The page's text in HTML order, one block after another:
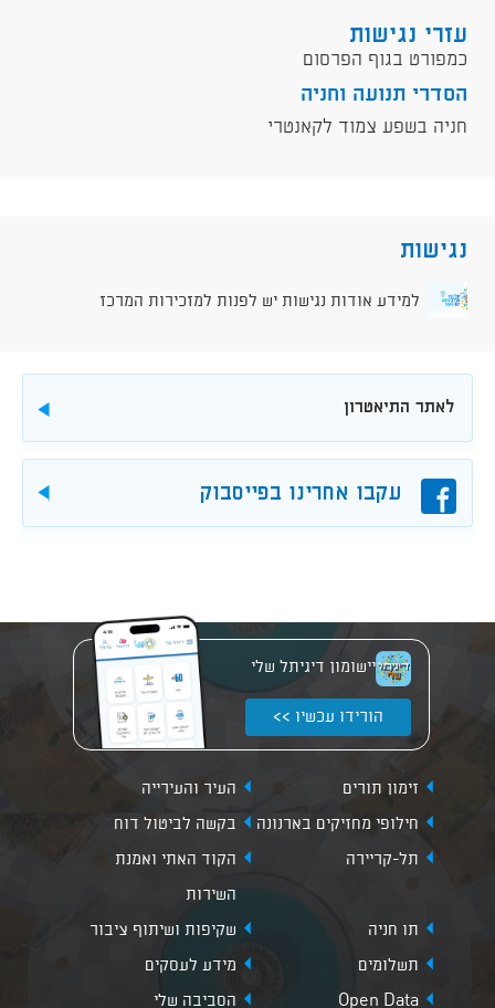
עזרי נגישות
כמפורט בגוף הפרסום
הסדרי תנועה וחניה
חניה בשפע צמוד לקאנטרי
נגישות
למידע אודות נגישות יש לפנות למזכירות המרכז
לאתר התיאטרון
פייסבוקעקבו אחרינו בפייסבוק
יישומון דיגיתל שלי
הורידו עכשיו >>
זימון תורים
העיר והעירייה
חילופי מחזיקים בארנונה
בקשה לביטול דוח
תל-קריירה
הקוד האתי ואמנת
השירות
תו חניה
שקיפות ושיתוף ציבור
תשלומים
מידע לעסקים
Open Data
הסביבה שלי